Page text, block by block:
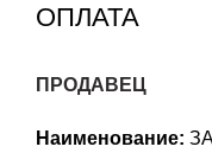
ОПЛАТА
ПРОДАВЕЦ
Наименование: